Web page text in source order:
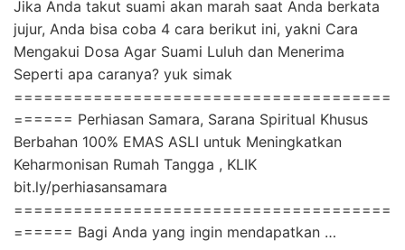
Jika Anda takut suami akan marah saat Anda berkata
jujur, Anda bisa coba 4 cara berikut ini, yakni Cara
Mengakui Dosa Agar Suami Luluh dan Menerima
Seperti apa caranya? yuk simak
======================================
====== Perhiasan Samara, Sarana Spiritual Khusus
Berbahan 100% EMAS ASLI untuk Meningkatkan
Keharmonisan Rumah Tangga , KLIK
bit.ly/perhiasansamara
======================================
====== Bagi Anda yang ingin mendapatkan …